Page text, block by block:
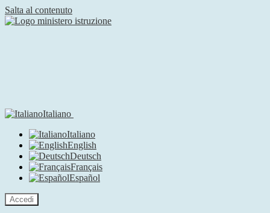
Salta al contenuto
Italiano
Italiano
English
Deutsch
Français
Español
Accedi